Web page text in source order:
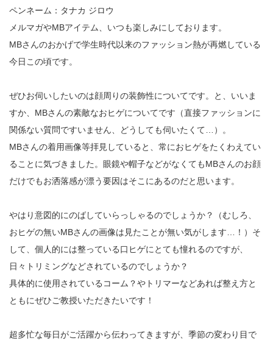
ペンネーム：タナカ ジロウ
メルマガやMBアイテム、いつも楽しみにしております。
MBさんのおかげで学生時代以来のファッション熱が再燃している
今日この頃です。
ぜひお伺いしたいのは顔周りの装飾性についてです。と、いいま
すか、MBさんの素敵なおヒゲについてです（直接ファッションに
関係ない質問ですいません、どうしても伺いたくて…）。
MBさんの着用画像等拝見していると、常におヒゲをたくわえてい
ることに気づきました。眼鏡や帽子などがなくてもMBさんのお顔
だけでもお洒落感が漂う要因はそこにあるのだと思います。
やはり意図的にのばしていらっしゃるのでしょうか？（むしろ、
おヒゲの無いMBさんの画像は見たことが無い気がします…！）そ
して、個人的には整っている口ヒゲにとても憧れるのですが、
日々トリミングなどされているのでしょうか？
具体的に使用されているコーム？やトリマーなどあれば整え方と
ともにぜひご教授いただきたいです！
超多忙な毎日がご活躍から伝わってきますが、季節の変わり目で